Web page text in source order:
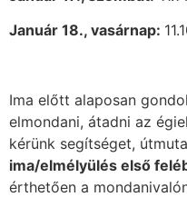
Január 18., vasárnap:
Ima előtt alaposan
elmondani, átadni az
kérünk segítséget,
ima/elmélyülés első
érthetően a